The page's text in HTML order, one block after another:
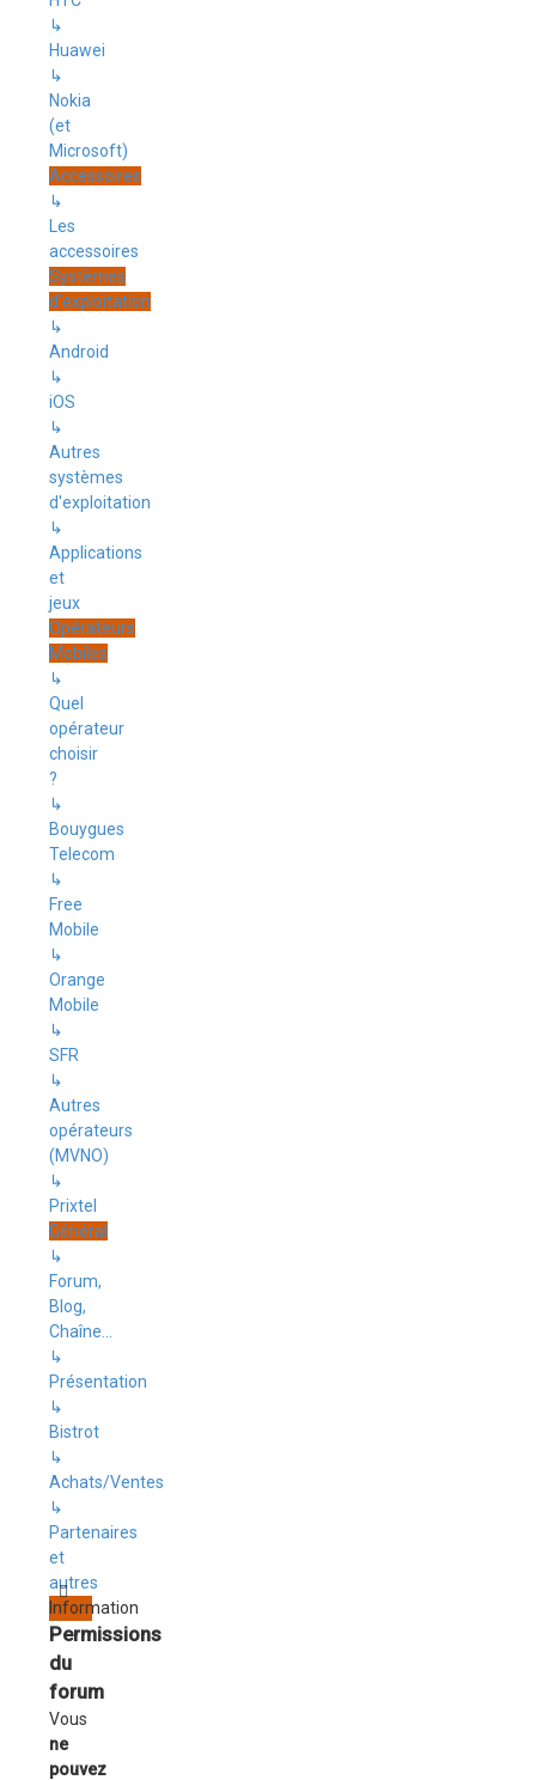
↳
Huawei
↳
Nokia
(et
Microsoft)
Accessoires
↳
Les
accessoires
Systèmes
d'exploitation
↳
Android
↳
iOS
↳
Autres
systèmes
d'exploitation
↳
Applications
et
jeux
Opérateurs
Mobiles
↳
Quel
opérateur
choisir
?
↳
Bouygues
Telecom
↳
Free
Mobile
↳
Orange
Mobile
↳
SFR
↳
Autres
opérateurs
(MVNO)
↳
Prixtel
Général
↳
Forum,
Blog,
Chaîne...
↳
Présentation
↳
Bistrot
↳
Achats/Ventes
↳
Partenaires
et
autres
Information
Permissions
du
forum
Vous
ne
pouvez